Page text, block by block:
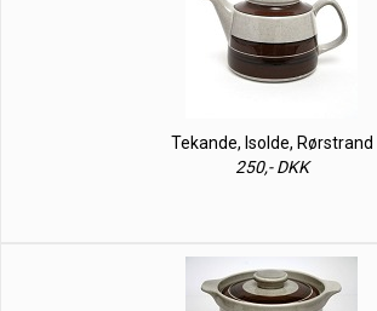
Tekande, Isolde, Rørstrand
250,- DKK